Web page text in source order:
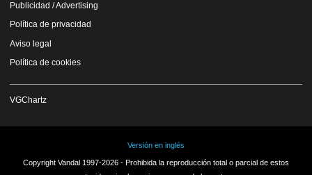
Publicidad / Advertising
Política de privacidad
Aviso legal
Política de cookies
VGChartz
Versión en inglés
Copyright Vandal 1997-2026 - Prohibida la reproducción total o parcial de estos